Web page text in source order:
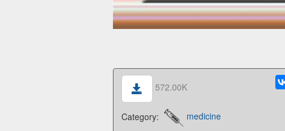
572.00K
Category: medicine